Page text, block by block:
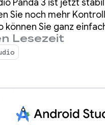
Panda 3 ist jetzt
Sie noch mehr
können Sie ganz
Lesezeit